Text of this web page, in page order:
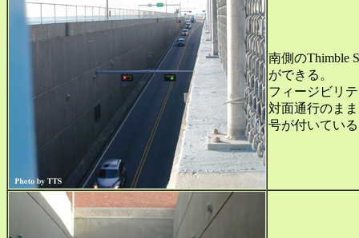
南側のThimble
ができる。
フィージビリ
対面通行のま
号が付いてい